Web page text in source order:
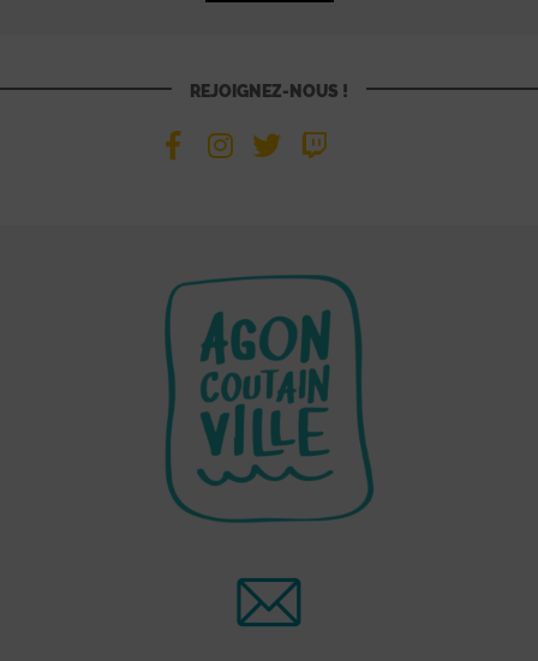
REJOIGNEZ-NOUS !